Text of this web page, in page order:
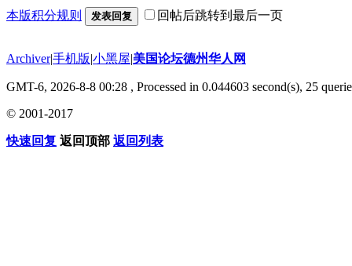
本版积分规则 发表回复 回帖后跳转到最后一页
Archiver|手机版|小黑屋|美国论坛德州华人网
GMT-6, 2026-8-8 00:28 , Processed in 0.044603 second(s), 25
© 2001-2017
快速回复 返回顶部 返回列表